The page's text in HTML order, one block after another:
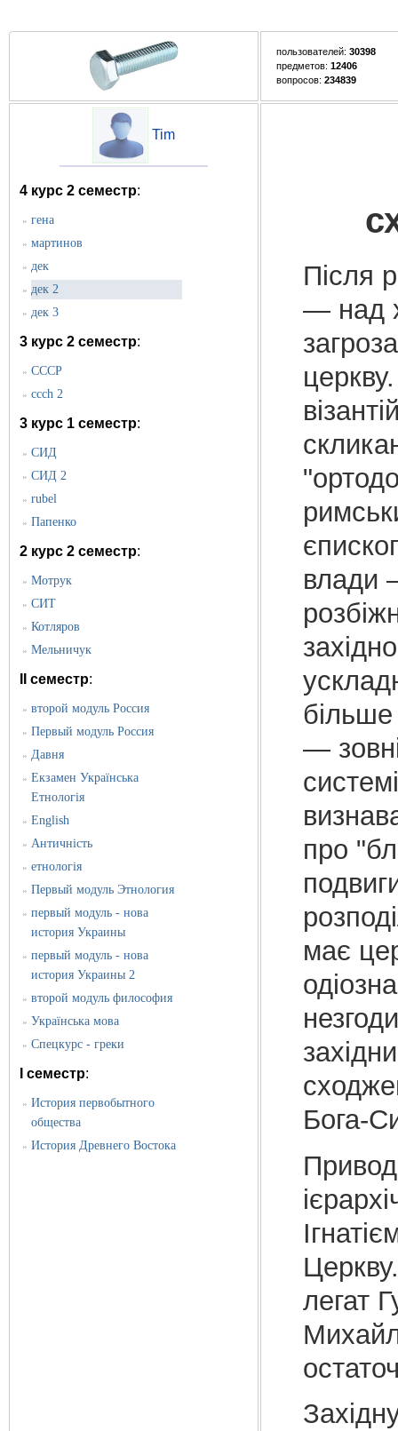
пользователей: 30398
предметов: 12406
вопросов: 234839
Tim
4 курс 2 семестр:
» гена
» мартинов
» дек
» дек 2
» дек 3
3 курс 2 семестр:
» СССР
» ccch 2
3 курс 1 семестр:
» CИД
» СИД 2
» rubel
» Папенко
2 курс 2 семестр:
» Мотрук
» СИТ
» Котляров
» Мельничук
II семестр:
» второй модуль Россия
» Первый модуль Россия
» Давня
» Екзамен Українська
Етнологія
» English
» Античність
» етнологія
» Первый модуль Этнология
» первый модуль - нова
история Украины
» первый модуль - нова
история Украины 2
» второй модуль философия
» Українська мова
» Спецкурс - греки
I семестр:
» История первобытного
общества
» История Древнего Востока
Після
— над
влади
—
про
має
Бога-
легат